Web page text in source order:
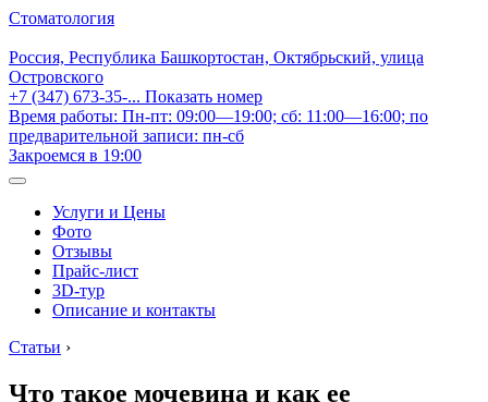
Стоматология
Россия, Республика Башкортостан, Октябрьский, улица
Островского
+7 (347) 673-35-... Показать номер
Время работы: Пн-пт: 09:00—19:00; сб: 11:00—16:00; по
предварительной записи: пн-сб
Закроемся в 19:00
Услуги и Цены
Фото
Отзывы
Прайс-лист
3D-тур
Описание и контакты
Статьи ›
Что такое мочевина и как ее